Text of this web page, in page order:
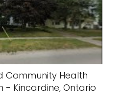
Community Health
- Kincardine, Ontario